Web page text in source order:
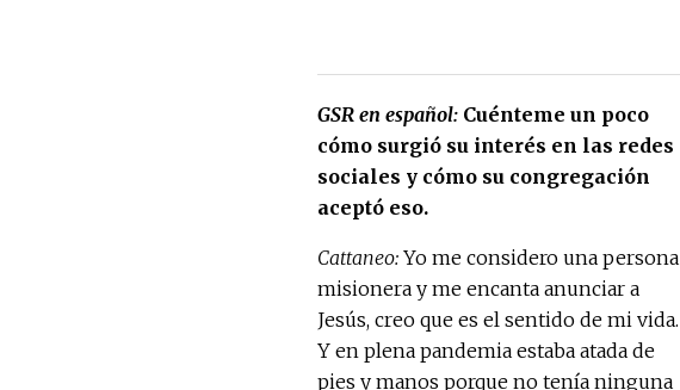
GSR en español:Cuénteme un poco
cómo surgió su interés en las redes
sociales y cómo su congregación
aceptó eso.
Cattaneo: Yo me considero una persona
misionera y me encanta anunciar a
Jesús, creo que es el sentido de mi vida.
Y en plena pandemia estaba atada de
pies y manos porque no tenía ninguna